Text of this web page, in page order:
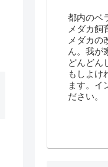
都内のベ
メダカ飼
メダカの
ん。我が
どんどん
もしよけ
ます。イ
ださい。